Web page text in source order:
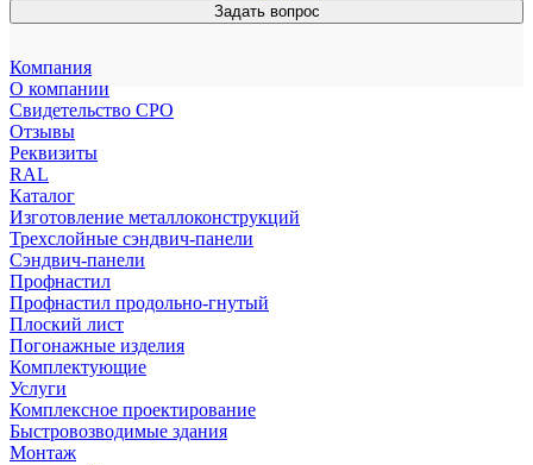
Задать вопрос
Компания
О компании
Свидетельство СРО
Отзывы
Реквизиты
RAL
Каталог
Изготовление металлоконструкций
Трехслойные сэндвич-панели
Сэндвич-панели
Профнастил
Профнастил продольно-гнутый
Плоский лист
Погонажные изделия
Комплектующие
Услуги
Комплексное проектирование
Быстровозводимые здания
Монтаж